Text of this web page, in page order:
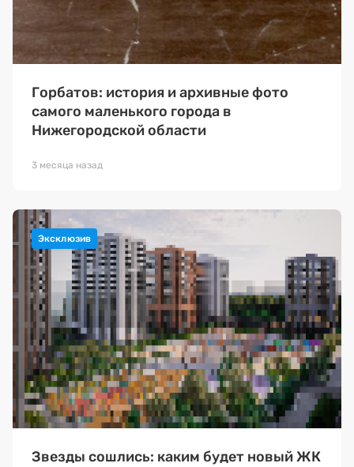
Горбатов: история и архивные фото
самого маленького города в
Нижегородской области
3 месяца назад
Звезды сошлись: каким будет новый ЖК